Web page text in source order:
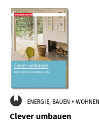
ENERGIE, BAUEN + WOHNEN
Clever umbauen